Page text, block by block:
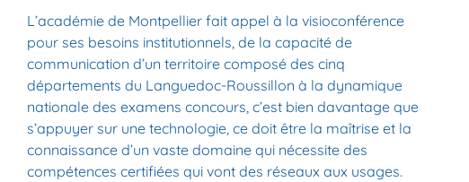
L’académie de Montpellier fait appel à la visioconférence
pour ses besoins institutionnels, de la capacité de
communication d’un territoire composé des cinq
départements du Languedoc-Roussillon à la dynamique
nationale des examens concours, c’est bien davantage que
s’appuyer sur une technologie, ce doit être la maîtrise et la
connaissance d’un vaste domaine qui nécessite des
compétences certifiées qui vont des réseaux aux usages.